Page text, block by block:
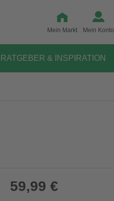
Mein Markt Mein Konto
RATGEBER & INSPIRATION
59,99 €